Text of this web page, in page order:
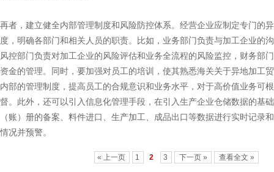
再者，建立健全内部管理制度和风险防控体系。经营企业应制定专门的
度，明确各部门和相关人员的职责。比如，业务部门负责与加工企业的
风控部门负责对加工企业的风险评估和业务全流程的风险监控，财务部
资金的管理。同时，要加强对员工的培训，使其熟悉海关关于异地加工
内部的管理制度，提高员工的合规意识和业务水平，对于高价值业务可
督。此外，还可以引入信息化管理手段，在引入生产企业仓储数据的基
（账）册的备案、料件进口、生产加工、成品出口等数据进行实时记录
情况并预警。
« 上一页 1 2 3 下一页 » 查看全文 »